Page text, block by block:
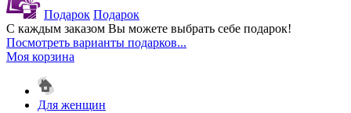
Подарок Подарок
С каждым заказом Вы можете выбрать себе подарок!
Посмотреть варианты подарков...
Моя корзина
Для женщин